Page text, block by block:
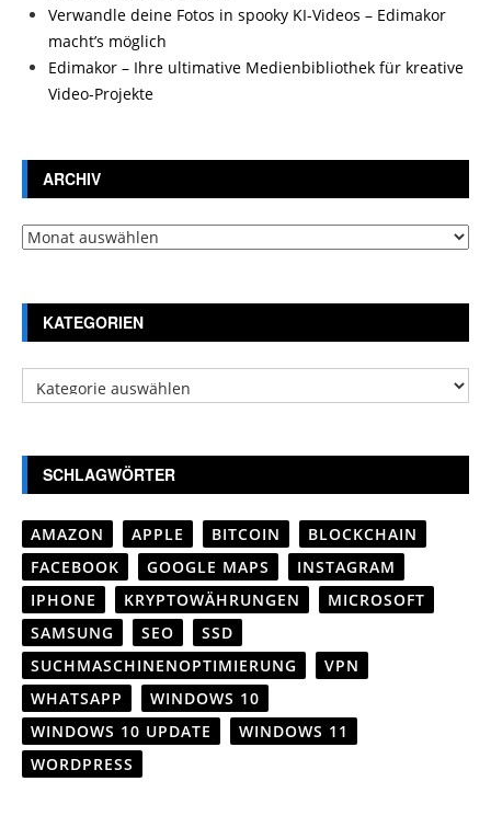
Verwandle deine Fotos in spooky KI-Videos – Edimakor
macht’s möglich
Edimakor – Ihre ultimative Medienbibliothek für kreative
Video-Projekte
ARCHIV
Archiv
KATEGORIEN
Kategorien
SCHLAGWÖRTER
AMAZON APPLE BITCOIN
BLOCKCHAIN
FACEBOOK
GOOGLE MAPS
INSTAGRAM
IPHONE
KRYPTOWÄHRUNGEN
MICROSOFT
SAMSUNG
SEO
SSD
SUCHMASCHINENOPTIMIERUNG
VPN
WHATSAPP
WINDOWS 10
WINDOWS 10 UPDATE
WINDOWS 11
WORDPRESS